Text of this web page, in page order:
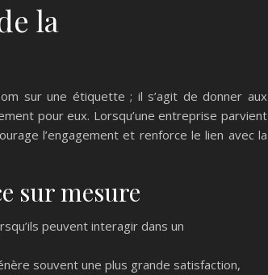
la
sur une étiquette ; il s’agit de donner aux
pour eux. Lorsqu’une entreprise parvient
l’engagement et renforce le lien avec la
sur mesure
peuvent interagir dans un
souvent une plus grande satisfaction,